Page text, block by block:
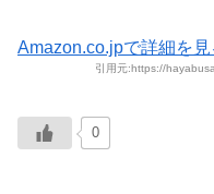
Amazon.co.jpで詳細を見
引用元:https://
0